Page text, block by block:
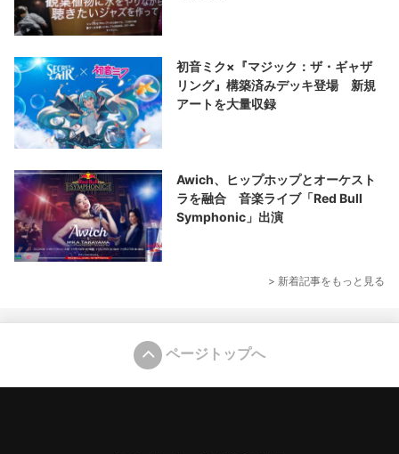
初音ミク×『マジック：ザ・ギャザ
リング』構築済みデッキ登場 新規
アートを大量収録
Awich、ヒップホップとオーケスト
ラを融合 音楽ライブ「Red Bull
Symphonic」出演
> 新着記事をもっと見る
ページトップへ